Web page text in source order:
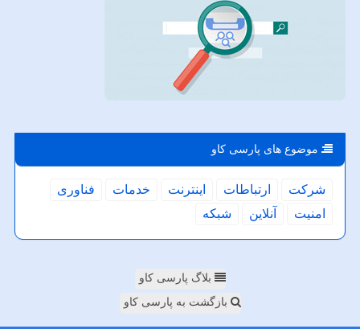
موضوع های پارسی كاو
شركت ارتباطات اینترنت خدمات
فناوری
امنیت
آنلاین شبكه
بلاگ پارسی کاو
بازگشت به پارسی کاو